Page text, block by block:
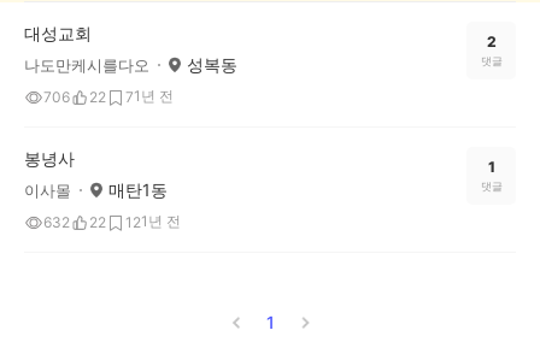
대성교회
나도만케시를다오 성복동
706 22 71년 전
2
댓글
봉녕사
이사몰 매탄1동
632 22 121년 전
1
댓글
1